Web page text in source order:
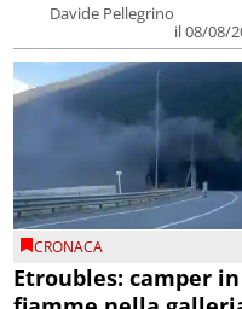
Davide Pellegrino
il 08/08/
CRONACA
Etroubles: camper in